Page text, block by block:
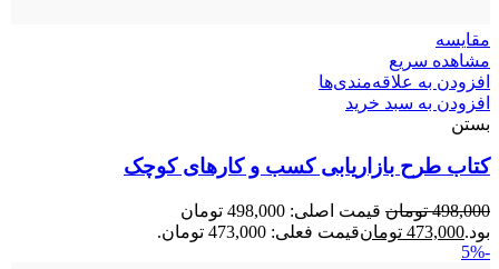
مقایسه
مشاهده سریع
افزودن به علاقه‌مندی‌ها
افزودن به سبد خرید
بستن
کتاب طرح بازاریابی کسب‌ و‌ کارهای کوچک
498,000 تومان
قیمت اصلی: 498,000 تومان
بود.473,000 تومانقیمت فعلی: 473,000 تومان.
-5%